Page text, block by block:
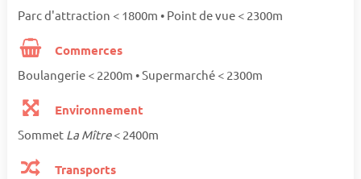
Parc d'attraction < 1800m • Point de vue < 2300m
Commerces
Boulangerie < 2200m • Supermarché < 2300m
Environnement
Sommet La Mître< 2400m
Transports